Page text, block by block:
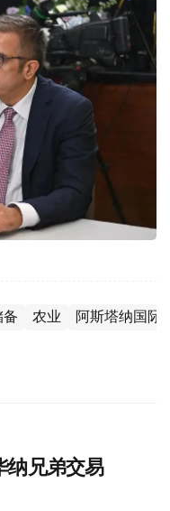
备 农业 阿斯塔纳国际
纳兄弟交易